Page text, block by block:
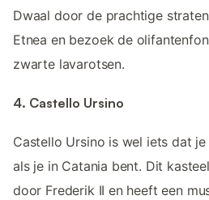
Dwaal door de prachtige
Etnea en bezoek de
zwarte lavarotsen.
4. Castello Ursino
Castello Ursino is wel iets dat
als je in Catania bent. Dit
door Frederik II en heeft een